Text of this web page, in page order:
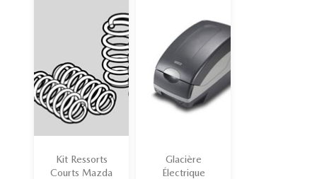
Kit Ressorts
Courts Mazda
Glacière
Électrique